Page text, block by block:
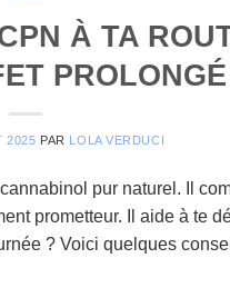
À TA
2025 PAR LOLA VERDUCI
pur naturel. Il
prometteur. Il aide à te
? Voici quelques